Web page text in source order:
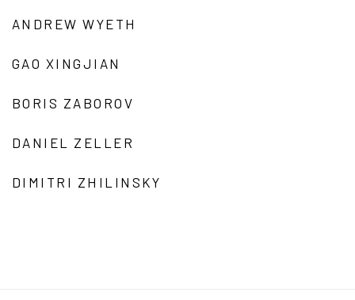
ANDREW WYETH
GAO XINGJIAN
BORIS ZABOROV
DANIEL ZELLER
DIMITRI ZHILINSKY